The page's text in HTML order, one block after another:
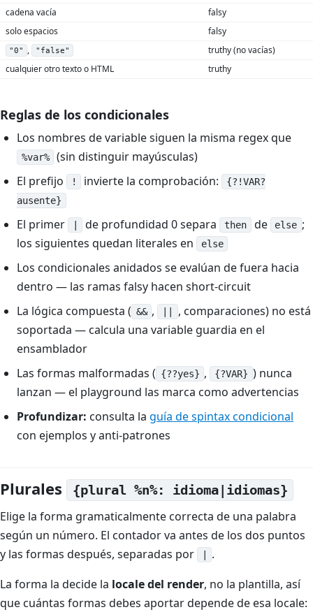
cadena vacía
falsy
solo espacios
falsy
"0" , "false"
truthy (no vacías)
cualquier otro texto o HTML
truthy
Reglas de los condicionales
Los nombres de variable siguen la misma regex que
%var%
(sin distinguir mayúsculas)
El prefijo
! invierte la comprobación:
{?!VAR?
ausente}
El primer de profundidad 0 separa then de else ;
los siguientes quedan literales en
else
Los condicionales anidados se evalúan de fuera hacia
dentro — las ramas falsy hacen short-circuit
La lógica compuesta ( && ,
, comparaciones) no está
soportada — calcula una variable guardia en el
ensamblador
Las formas malformadas ( {??yes} , {?VAR} ) nunca
lanzan — el playground las marca como advertencias
Profundizar: consulta la guía de spintax condicional
con ejemplos y anti-patrones
Plurales {plural %n%: idioma|idiomas}
Elige la forma gramaticalmente correcta de una palabra
según un número. El contador va antes de los dos puntos
y las formas después, separadas por
.
La forma la decide la locale del render, no la plantilla, así
que cuántas formas debes aportar depende de esa locale: